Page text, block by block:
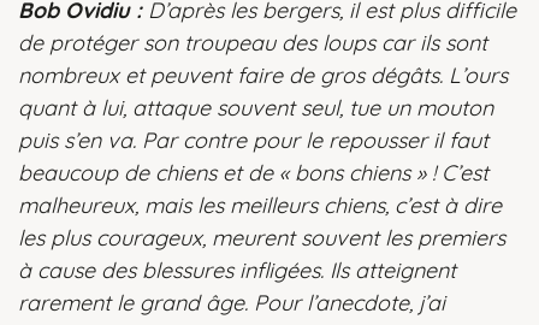
Bob Ovidiu :D’après les bergers, il est plus difficile
de protéger son troupeau des loups car ils sont
nombreux et peuvent faire de gros dégâts. L’ours
quant à lui, attaque souvent seul, tue un mouton
puis s’en va. Par contre pour le repousser il faut
beaucoup de chiens et de « bons chiens » ! C’est
malheureux, mais les meilleurs chiens, c’est à dire
les plus courageux, meurent souvent les premiers
à cause des blessures infligées. Ils atteignent
rarement le grand âge. Pour l’anecdote, j’ai